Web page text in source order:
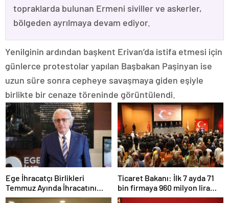
topraklarda bulunan Ermeni siviller ve askerler,
bölgeden ayrılmaya devam ediyor.
Yenilginin ardından başkent Erivan’da istifa etmesi için
günlerce protestolar yapılan Başbakan Paşinyan ise
uzun süre sonra cepheye savaşmaya giden eşiyle
birlikte bir cenaze töreninde görüntülendi.
Ege İhracatçı Birlikleri
Temmuz Ayında İhracatını
Artırdı
Ticaret Bakanı: İlk 7 ayda 71
bin firmaya 960 milyon lira
ceza uygulandı